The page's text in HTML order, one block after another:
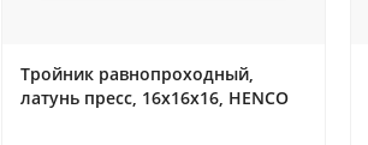
Тройник равнопроходный,
латунь пресс, 16x16x16, HENCO